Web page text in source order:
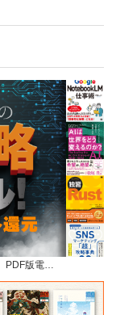
PDF版電…